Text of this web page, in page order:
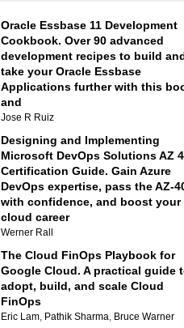
Oracle Essbase 11 Development
Cookbook. Over 90 advanced
development recipes to build
take your Oracle Essbase
Applications further with this
and
Jose R Ruiz
Designing and Implementing
Microsoft DevOps Solutions AZ
Certification Guide. Gain Azure
DevOps expertise, pass the AZ-
with confidence, and boost your
cloud career
Werner Rall
The Cloud FinOps Playbook for
Google Cloud. A practical guide
adopt, build, and scale Cloud
FinOps
Eric Lam, Pathik Sharma, Bruce Warner